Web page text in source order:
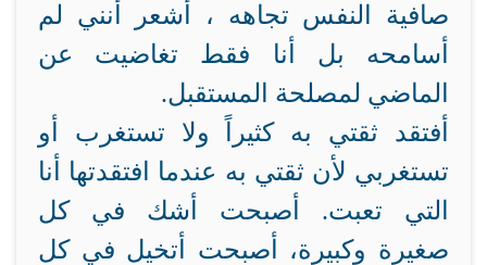
صافية النفس تجاهه ، أشعر أنني لم
أسامحه بل أنا فقط تغاضيت عن
الماضي لمصلحة المستقبل.
أفتقد ثقتي به كثيراً ولا تستغرب أو
تستغربي لأن ثقتي به عندما افتقدتها أنا
التي تعبت. أصبحت أشك في كل
صغيرة وكبيرة، أصبحت أتخيل في كل